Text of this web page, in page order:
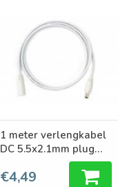
1 meter verlengkabel
DC 5.5x2.1mm plug
€4,49